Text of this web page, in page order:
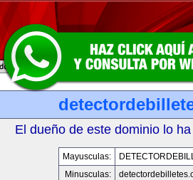
El dueño de este dominio lo
Mayusculas:
Minusculas: